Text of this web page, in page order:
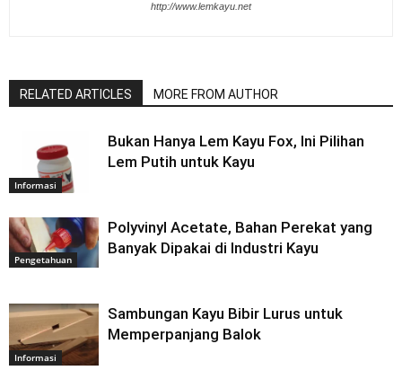
http://www.lemkayu.net
RELATED ARTICLES MORE FROM AUTHOR
Informasi
Bukan Hanya Lem Kayu Fox, Ini Pilihan
Lem Putih untuk Kayu
Pengetahuan
Polyvinyl Acetate, Bahan Perekat yang
Banyak Dipakai di Industri Kayu
Informasi
Sambungan Kayu Bibir Lurus untuk
Memperpanjang Balok